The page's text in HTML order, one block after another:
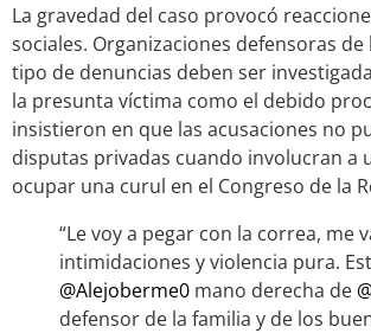
La gravedad del caso provocó
sociales. Organizaciones defensoras
tipo de denuncias deben ser
la presunta víctima como el debido
insistieron en que las acusaciones no
disputas privadas cuando involucran a
ocupar una curul en el Congreso de la
“Le voy a pegar con la correa, me
intimidaciones y violencia pura.
@Alejoberme0 mano derecha de
defensor de la familia y de los